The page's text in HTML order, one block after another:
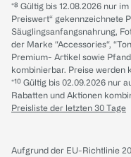
*⁸ Gültig bis 12.08.2026 nur
Preiswert“ gekennzeichnete
Säuglingsanfangsnahrung,
der Marke “Accessories“,
Premium- Artikel sowie
kombinierbar. Preise werden
*¹⁰ Gültig bis 02.09.2026 nur
Rabatten und Aktionen
Preisliste der letzten 30 Tage
Aufgrund der EU-Richtlinie